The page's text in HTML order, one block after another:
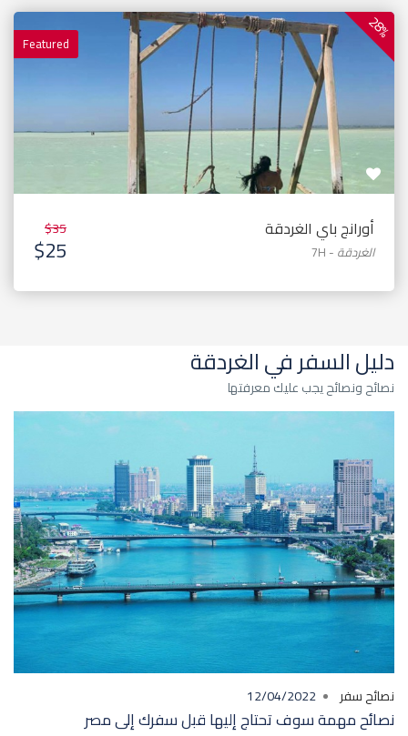
Featured 28%
أورانج باي الغردقة
7H - الغردقة
$35
$25
دليل السفر في الغردقة
نصائح ونصائح يجب عليك معرفتها
نصائح سفر
نصائح مهمة سوف تحتاج إليها قبل سفرك إلى مصر